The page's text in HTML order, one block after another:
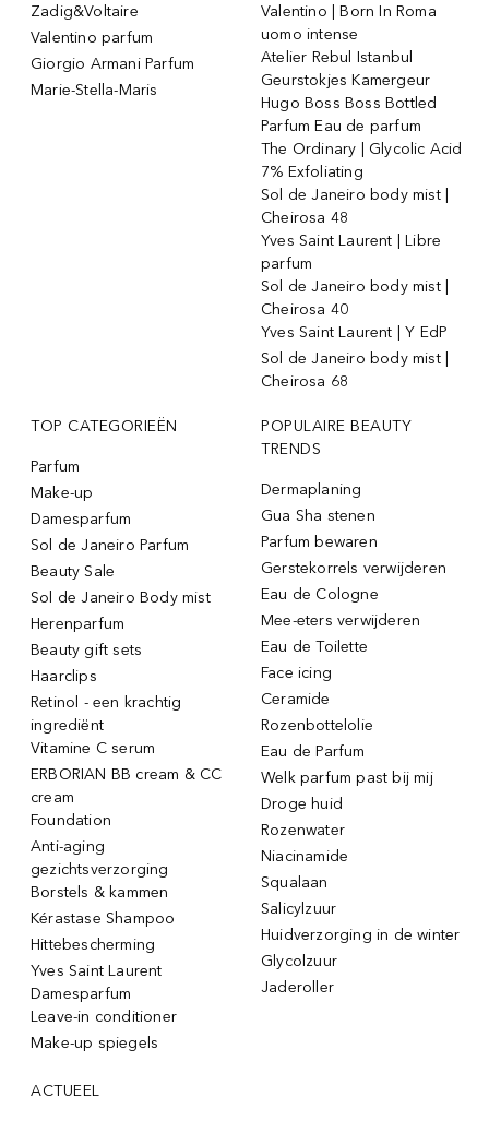
Zadig&Voltaire
Valentino parfum
Giorgio Armani Parfum
Marie-Stella-Maris
Valentino | Born In Roma
uomo intense
Atelier Rebul Istanbul
Geurstokjes Kamergeur
Hugo Boss Boss Bottled
Parfum Eau de parfum
The Ordinary | Glycolic Acid
7% Exfoliating
Sol de Janeiro body mist |
Cheirosa 48
Yves Saint Laurent | Libre
parfum
Sol de Janeiro body mist |
Cheirosa 40
Yves Saint Laurent | Y EdP
Sol de Janeiro body mist |
Cheirosa 68
TOP CATEGORIEËN
Parfum
Make-up
Damesparfum
Sol de Janeiro Parfum
Beauty Sale
Sol de Janeiro Body mist
Herenparfum
Beauty gift sets
Haarclips
Retinol - een krachtig
ingrediënt
Vitamine C serum
ERBORIAN BB cream & CC
cream
Foundation
Anti-aging
gezichtsverzorging
Borstels & kammen
Kérastase Shampoo
Hittebescherming
Yves Saint Laurent
Damesparfum
Leave-in conditioner
Make-up spiegels
POPULAIRE BEAUTY
TRENDS
Dermaplaning
Gua Sha stenen
Parfum bewaren
Gerstekorrels verwijderen
Eau de Cologne
Mee-eters verwijderen
Eau de Toilette
Face icing
Ceramide
Rozenbottelolie
Eau de Parfum
Welk parfum past bij mij
Droge huid
Rozenwater
Niacinamide
Squalaan
Salicylzuur
Huidverzorging in de winter
Glycolzuur
Jaderoller
ACTUEEL